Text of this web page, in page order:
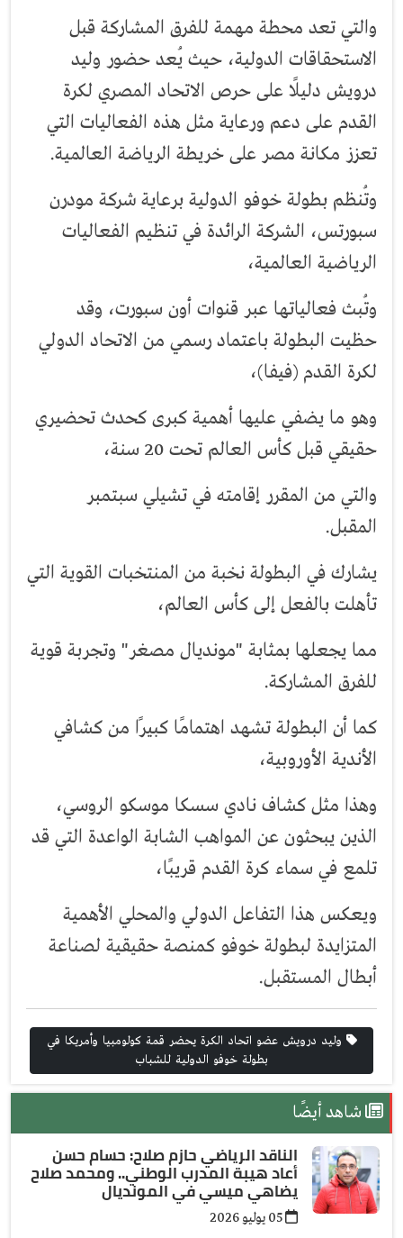
والتي تعد محطة مهمة للفرق المشاركة قبل
الاستحقاقات الدولية، حيث يُعد حضور وليد
درويش دليلًا على حرص الاتحاد المصري لكرة
القدم على دعم ورعاية مثل هذه الفعاليات التي
تعزز مكانة مصر على خريطة الرياضة العالمية.
وتُنظم بطولة خوفو الدولية برعاية شركة مودرن
سبورتس، الشركة الرائدة في تنظيم الفعاليات
الرياضية العالمية،
وتُبث فعالياتها عبر قنوات أون سبورت، وقد
حظيت البطولة باعتماد رسمي من الاتحاد الدولي
لكرة القدم (فيفا)،
وهو ما يضفي عليها أهمية كبرى كحدث تحضيري
حقيقي قبل كأس العالم تحت 20 سنة،
والتي من المقرر إقامته في تشيلي سبتمبر
المقبل.
يشارك في البطولة نخبة من المنتخبات القوية التي
تأهلت بالفعل إلى كأس العالم،
مما يجعلها بمثابة "مونديال مصغر" وتجربة قوية
للفرق المشاركة.
كما أن البطولة تشهد اهتمامًا كبيرًا من كشافي
الأندية الأوروبية،
وهذا مثل كشاف نادي سسكا موسكو الروسي،
الذين يبحثون عن المواهب الشابة الواعدة التي قد
تلمع في سماء كرة القدم قريبًا،
ويعكس هذا التفاعل الدولي والمحلي الأهمية
المتزايدة لبطولة خوفو كمنصة حقيقية لصناعة
أبطال المستقبل.
وليد درويش عضو اتحاد الكرة يحضر قمة كولومبيا وأمريكا في
بطولة خوفو الدولية للشباب
شاهد أيضًا
الناقد الرياضي حازم صلاح: حسام حسن
أعاد هيبة المدرب الوطني.. ومحمد صلاح
يضاهي ميسي في المونديال